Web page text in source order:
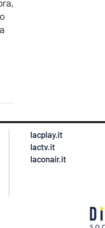
lacplay.it
lactv.it
laconair.it